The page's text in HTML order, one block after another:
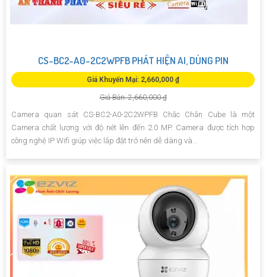
CS-BC2-A0-2C2WPFB PHÁT HIỆN AI, DÙNG PIN
Giá Khuyến Mại: 2,660,000 ₫
Giá Bán: 2,660,000 ₫
Camera quan sát CS-BC2-A0-2C2WPFB Chắc Chắn Cube là một
Camera chất lượng với độ nét lên đến 2.0 MP. Camera được tích hợp
công nghệ IP Wifi giúp việc lắp đặt trở nên dễ dàng và...